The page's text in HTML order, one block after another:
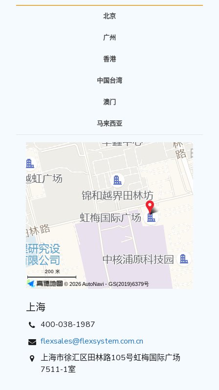
北京
广州
香港
中国台湾
澳门
马来西亚
上海
400-038-1987
​flexsales@flexsystem.com.cn
上海市徐汇区田林路105号虹梅国际广场
7511-1室